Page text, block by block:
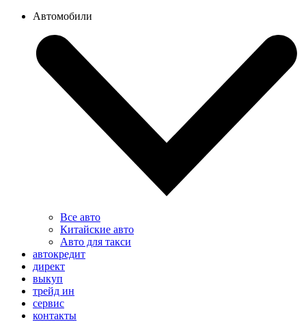
Автомобили
Все авто
Китайские авто
Авто для такси
автокредит
директ
выкуп
трейд ин
сервис
контакты